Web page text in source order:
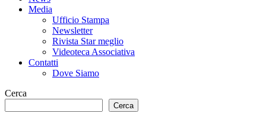
Media
Ufficio Stampa
Newsletter
Rivista Star meglio
Videoteca Associativa
Contatti
Dove Siamo
Cerca
Cerca